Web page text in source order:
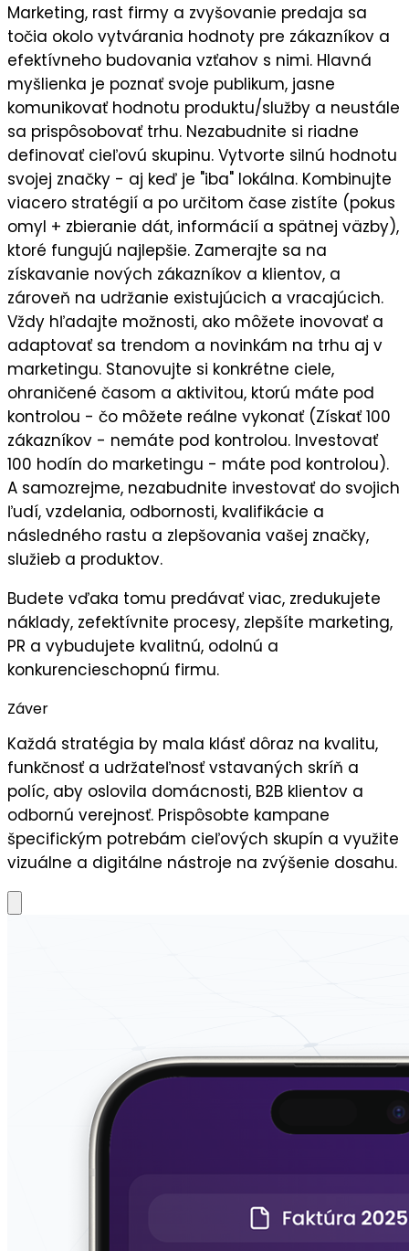
Marketing, rast firmy a zvyšovanie predaja sa
točia okolo vytvárania hodnoty pre zákazníkov a
efektívneho budovania vzťahov s nimi. Hlavná
myšlienka je poznať svoje publikum, jasne
komunikovať hodnotu produktu/služby a neustále
sa prispôsobovať trhu. Nezabudnite si riadne
definovať cieľovú skupinu. Vytvorte silnú hodnotu
svojej značky - aj keď je "iba" lokálna. Kombinujte
viacero stratégií a po určitom čase zistíte (pokus
omyl + zbieranie dát, informácií a spätnej väzby),
ktoré fungujú najlepšie. Zamerajte sa na
získavanie nových zákazníkov a klientov, a
zároveň na udržanie existujúcich a vracajúcich.
Vždy hľadajte možnosti, ako môžete inovovať a
adaptovať sa trendom a novinkám na trhu aj v
marketingu. Stanovujte si konkrétne ciele,
ohraničené časom a aktivitou, ktorú máte pod
kontrolou - čo môžete reálne vykonať (Získať 100
zákazníkov - nemáte pod kontrolou. Investovať
100 hodín do marketingu - máte pod kontrolou).
A samozrejme, nezabudnite investovať do svojich
ľudí, vzdelania, odbornosti, kvalifikácie a
následného rastu a zlepšovania vašej značky,
služieb a produktov.
Budete vďaka tomu predávať viac, zredukujete
náklady, zefektívnite procesy, zlepšíte marketing,
PR a vybudujete kvalitnú, odolnú a
konkurencieschopnú firmu.
Záver
Každá stratégia by mala klásť dôraz na kvalitu,
funkčnosťa udržateľnosťvstavaných skríň a
políc, aby oslovila domácnosti, B2B klientov a
odbornú verejnosť. Prispôsobte kampane
špecifickým potrebám cieľových skupín a využite
vizuálne a digitálne nástroje na zvýšenie dosahu.